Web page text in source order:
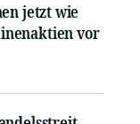
jetzt wie
vor